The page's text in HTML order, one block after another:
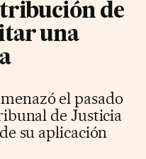
de
una
el pasado
de Justicia
su aplicación